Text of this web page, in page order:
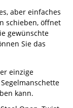
aber einfaches
schieben, öffnet
gewünschte
Sie das
einzige
kann.